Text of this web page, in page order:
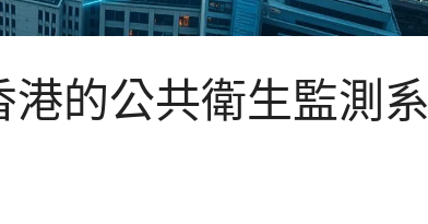
的公共衛生監測系